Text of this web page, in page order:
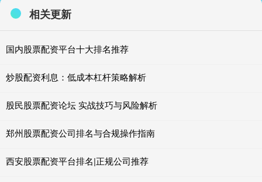
相关更新
国内股票配资平台十大排名推荐
炒股配资利息：低成本杠杆策略解析
股民股票配资论坛 实战技巧与风险解析
郑州股票配资公司排名与合规操作指南
西安股票配资平台排名|正规公司推荐